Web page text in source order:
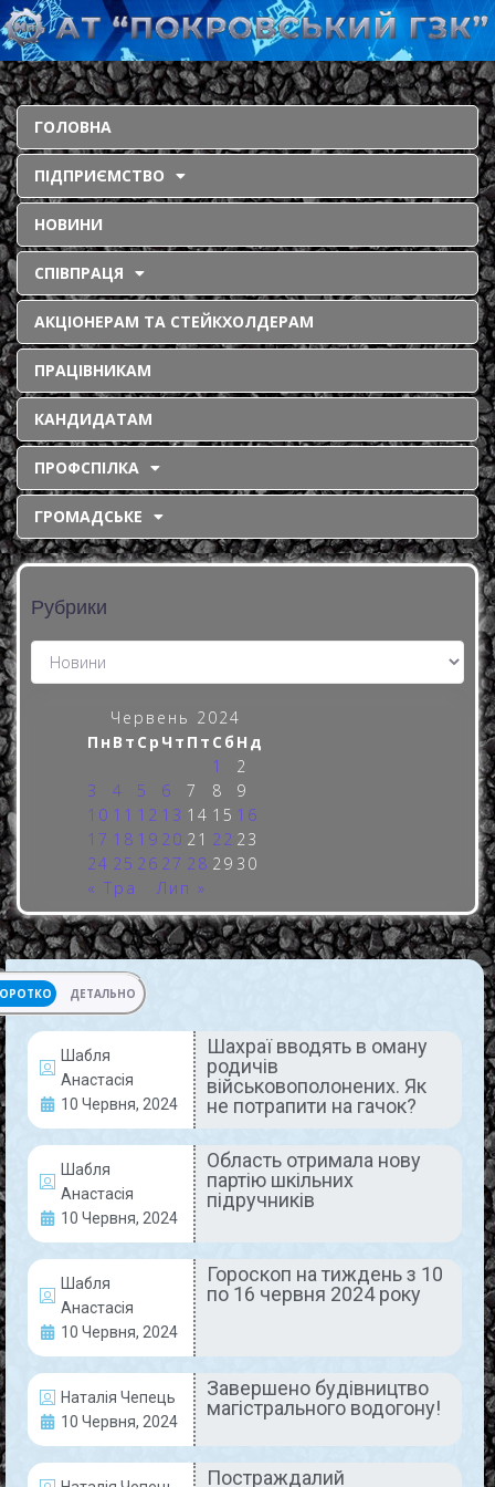
ГОЛОВНА
ПІДПРИЄМСТВО
НОВИНИ
СПІВПРАЦЯ
АКЦІОНЕРАМ ТА СТЕЙКХОЛДЕРАМ
ПРАЦІВНИКАМ
КАНДИДАТАМ
ПРОФСПІЛКА
ГРОМАДСЬКЕ
Рубрики
Червень 2024
Пн Вт Ср Чт Пт Сб Нд
1
2
3
4 5 6 7 8
9
10 11 12 13 14 15 16
17 18 19 20 21 22 23
24 25 26 27 28 29 30
« Тра
Лип »
ДЕТАЛЬНО
Шабля
Анастасія
10 Червня, 2024
Шахраї вводять в оману
родичів
військовополонених. Як
не потрапити на гачок?
Шабля
Анастасія
10 Червня, 2024
Область отримала нову
партію шкільних
підручників
Шабля
Анастасія
10 Червня, 2024
Гороскоп на тиждень з 10
по 16 червня 2024 року
Наталія Чепець
10 Червня, 2024
Завершено будівництво
магістрального водогону!
Постраждалий
Шахраї вводять в оману родичів
військовополонених. Як не
потрапити на гачок?
У соцмережах активізувалися шахраї, які
виманюють гроші у родичів і близьких
українських військовополонених чи зниклих
безвісти Захисників. Роблять це у різний спосіб: